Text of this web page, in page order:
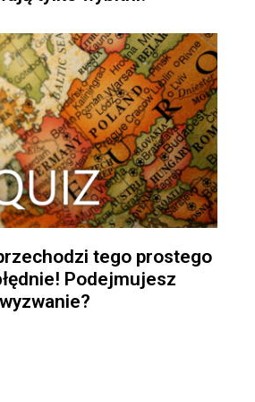
tego prostego
Podejmujesz
wyzwanie?